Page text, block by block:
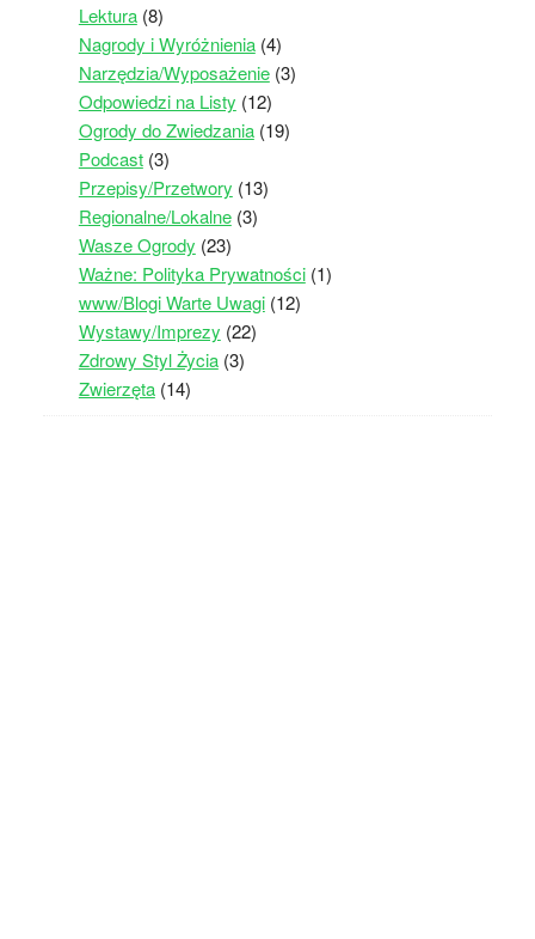
Lektura(8)
Nagrody i Wyróżnienia(4)
Narzędzia/Wyposażenie(3)
Odpowiedzi na Listy (12)
Ogrody do Zwiedzania(19)
Podcast(3)
Przepisy/Przetwory (13)
Regionalne/Lokalne(3)
Wasze Ogrody (23)
Ważne: Polityka Prywatności(1)
www/Blogi Warte Uwagi(12)
Wystawy/Imprezy (22)
Zdrowy Styl Życia(3)
Zwierzęta(14)